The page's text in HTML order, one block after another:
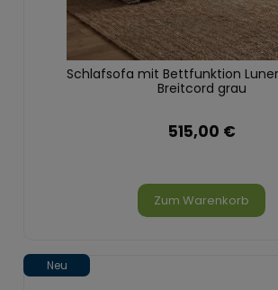
Schlafsofa mit Bettfunktion
Breitcord grau
515,00 €
Zum Warenkorb
Neu